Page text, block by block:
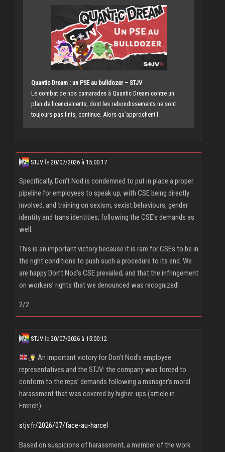
Quantic Dream : un PSE au bulldozer – STJV
Le combat de nos camarades à Quantic Dream contre un
plan de licenciements, dont les rebondissements ne sont
toujours pas finis, continue. Alors qu’approchent l
STJV le 20/07/2026 à 15:00:17
Specifically, Don’t Nod is condemned to put in place a proper
pipeline for employees to speak up, with CSE being directly
involved, and training on sexism, sexist behaviours, gender
identity and trans identities, following the CSE’s demands as
well.
This is an important victory because it is rare for CSEs to be in
the right conditions to push such a procedure to its end. We
are happy Don’t Nod’s CSE prevailed, and that the infringement
on workers’ rights that we denounced was recognized!
2/2
STJV le 20/07/2026 à 15:00:12
An important victory for Don’t Nod’s employee
representatives and the STJV: the company was forced to
conform to the reps’ demands following a manager’s moral
harassment that was covered by higher-ups (article in
French).
stjv.fr/2026/07/face-au-harcel
Based on suspicions of harassment, a member of the work